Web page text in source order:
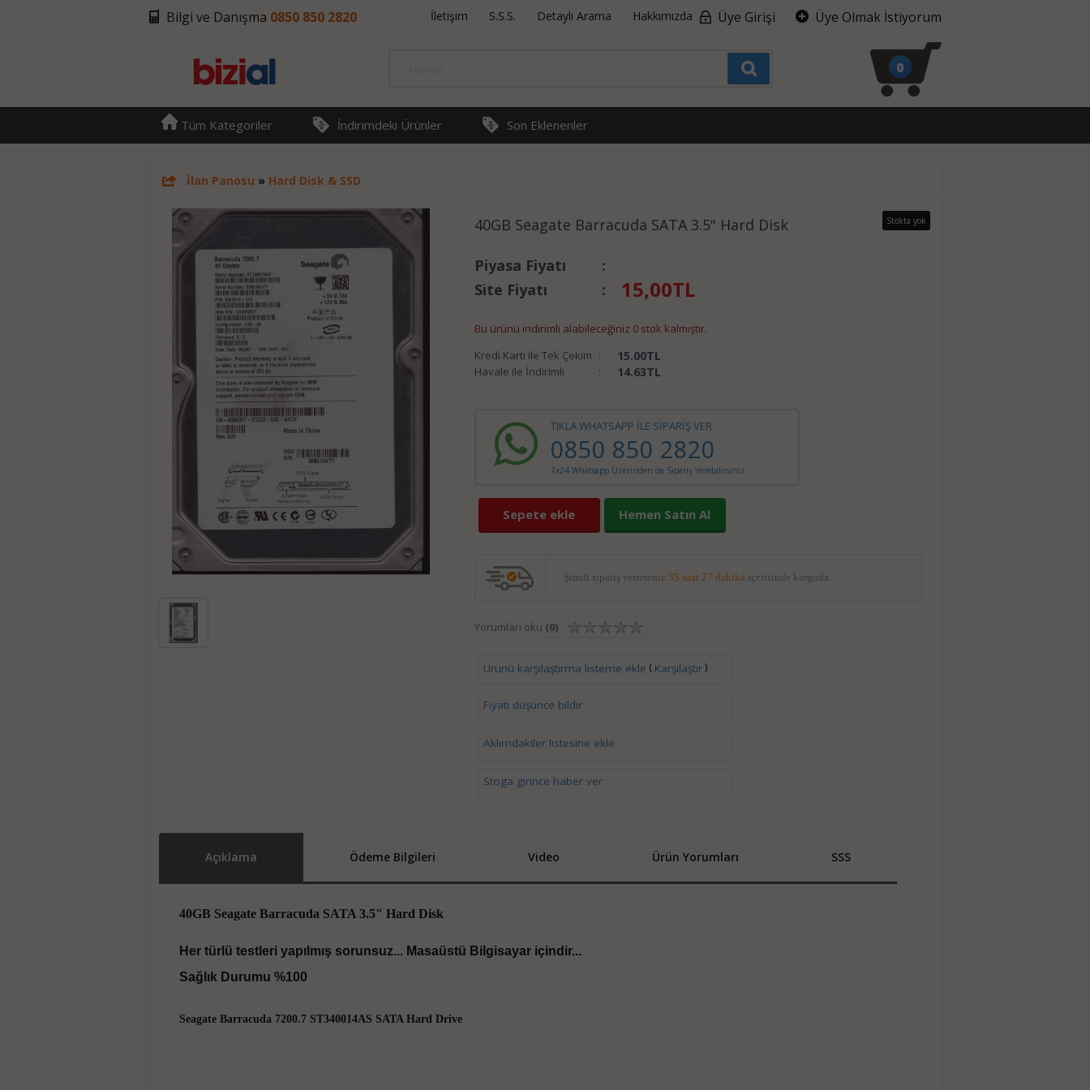
Bilgi ve Danışma 0850 850 2820 İletişim S.S.S. Detaylı Arama Hakkımızda Üye Girişi Üye Olmak İstiyorum
0
Tüm Kategoriler İndirimdeki Ürünler Son Eklenenler
İlan Panosu » Hard Disk & SSD
Stokta yok
40GB Seagate Barracuda SATA 3.5" Hard Disk
Piyasa Fiyatı
:
Site Fiyatı
: 15,00TL
Bu ürünü indirimli alabileceğiniz 0 stok kalmıştır.
Kredi Kartı ile Tek Çekim : 15.00TL
Havale ile İndirimli : 14.63TL
TIKLA WHATSAPP İLE SİPARİŞ VER
0850 850 2820
7x24 Whatsapp Üzerinden de Sipariş Verebilirsiniz.
Sepete ekle Hemen Satın Al
Şimdi sipariş verirseniz 35 saat 27 dakika içerisinde kargoda.
Yorumları oku (0)
Ürünü karşılaştırma listeme ekle ( Karşılaştır)
Fiyatı düşünce bildir
Aklımdakiler listesine ekle
Stoga girince haber ver
Açıklama Ödeme Bilgileri Video Ürün Yorumları SSS
40GB Seagate Barracuda SATA 3.5" Hard Disk
Her türlü testleri yapılmış sorunsuz... Masaüstü Bilgisayar içindir...
Sağlık Durumu %100
Seagate Barracuda 7200.7 ST340014AS SATA Hard Drive